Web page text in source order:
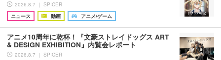
2026.8.7 ｜ SPICER
ニュース
動画 アニメ/ゲーム
アニメ10周年に乾杯！『文豪ストレイドッグス ART
& DESIGN EXHIBITION』内覧会レポート
2026.8.7 ｜ SPICER